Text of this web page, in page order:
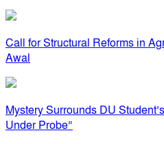
Call for Structural Reforms in
Awal
Mystery Surrounds DU
Under Probe”